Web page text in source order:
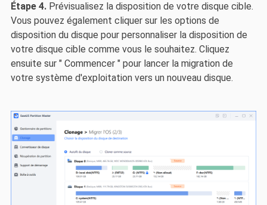
Étape 4.Prévisualisez la disposition de votre disque cible.
Vous pouvez également cliquer sur les options de
disposition du disque pour personnaliser la disposition de
votre disque cible comme vous le souhaitez. Cliquez
ensuite sur " Commencer " pour lancer la migration de
votre système d'exploitation vers un nouveau disque.